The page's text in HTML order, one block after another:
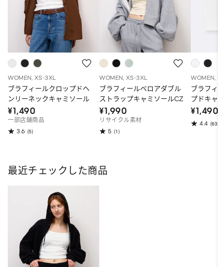
WOMEN, XS-3XL
ブラフィールクロップドヘ
ンリーネックキャミソール
¥1,490
一部店舗商品
3.6 (5)
WOMEN, XS-3XL
ブラフィールベロアダブル
ストラップキャミソールCZ
¥1,990
リサイクル素材
5 (1)
WOMEN,
ブラフ
プドキ
4.4
最近チェックした商品